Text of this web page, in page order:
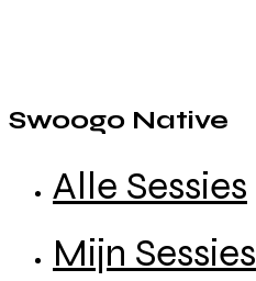
Swoogo Native
Alle Sessies
Mijn Sessies